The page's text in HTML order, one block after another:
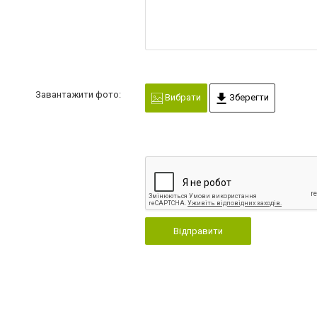
Завантажити фото: Вибрати Зберегти
Відправити